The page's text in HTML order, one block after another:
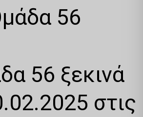
56
56 ξεκινά
στις